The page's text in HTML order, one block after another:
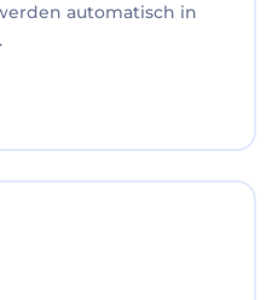
automatisch in